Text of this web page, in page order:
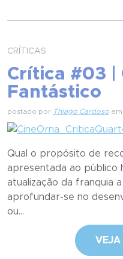
CRÍTICAS
Crítica #03 |
Fantástico
postado por Thiago Cardoso
Qual o propósito de
apresentada ao público
atualização da franquia
aprofundar-se no
ou...
VEJA